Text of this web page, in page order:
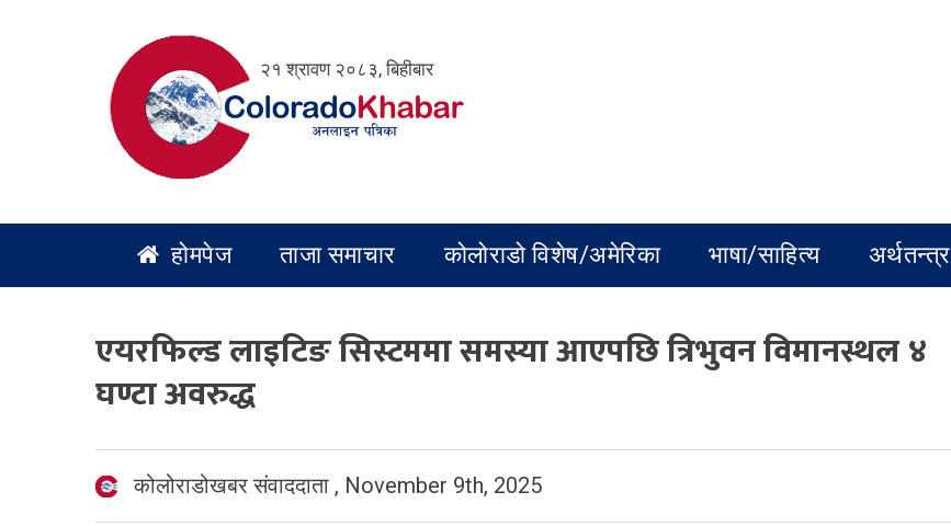
२१ श्रावण २०८३, बिहीबार
होमपेज ताजा समाचार कोलोराडो विशेष/अमेरिका भाषा/साहित्य अर्थतन्त्र
एयरफिल्ड लाइटिङ सिस्टममा समस्या आएपछि त्रिभुवन विमानस्थल ४
घण्टा अवरुद्ध
कोलोराडोखबर संवाददाता , November 9th, 2025